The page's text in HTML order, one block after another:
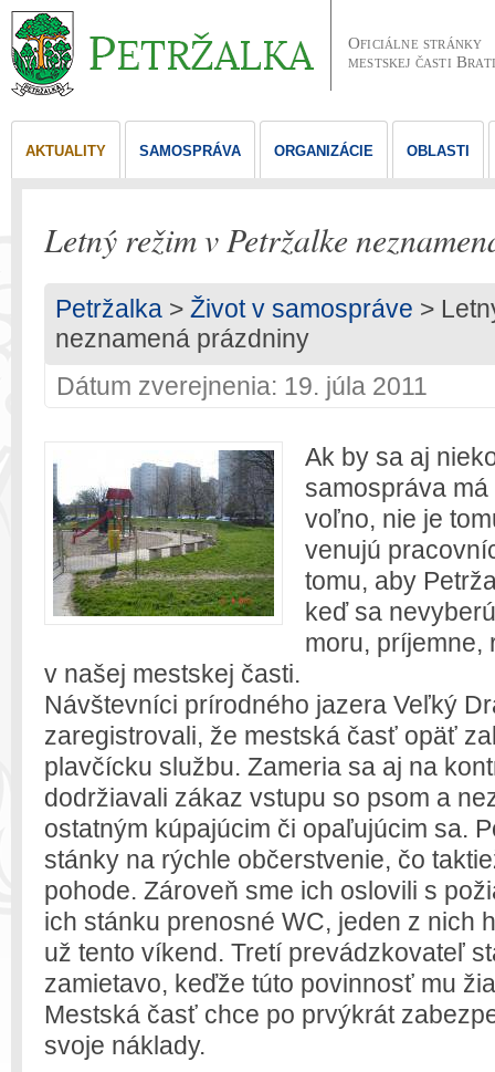
Oficiálne stránky
mestskej časti
AKTUALITY SAMOSPRÁVA ORGANIZÁCIE OBLASTI
Letný režim v Petržalke
Petržalka > Život v samospráve >
neznamená prázdniny
Dátum zverejnenia: 19. júla 2011
Ak by sa aj
samospráva
voľno, nie je
venujú
tomu, aby
keď sa
moru, príjemne,
v našej mestskej časti.
Návštevníci prírodného jazera Veľký
zaregistrovali, že mestská časť opäť
plavčícku službu. Zameria sa aj na
dodržiavali zákaz vstupu so psom a
ostatným kúpajúcim či opaľujúcim sa.
stánky na rýchle občerstvenie, čo
pohode. Zároveň sme ich oslovili s
ich stánku prenosné WC, jeden z nich
už tento víkend. Tretí prevádzkovateľ
zamietavo, keďže túto povinnosť mu
Mestská časť chce po prvýkrát
svoje náklady.